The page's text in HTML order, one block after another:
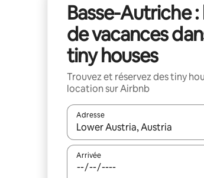
Basse-Autriche
de vacances
tiny houses
Trouvez et réservez des tiny
location sur Airbnb
Adresse
Lorsque les résultats s'affichent,
Arrivée